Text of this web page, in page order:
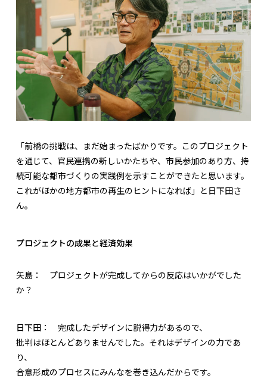
「前橋の挑戦は、まだ始まったばかりです。このプロジェクト
を通じて、官民連携の新しいかたちや、市民参加のあり方、持
続可能な都市づくりの実践例を示すことができたと思います。
これがほかの地方都市の再生のヒントになれば」と日下田さ
ん。
プロジェクトの成果と経済効果
矢島： プロジェクトが完成してからの反応はいかがでした
か？
日下田： 完成したデザインに説得力があるので、
批判はほとんどありませんでした。それはデザインの力であ
り、
合意形成のプロセスにみんなを巻き込んだからです。